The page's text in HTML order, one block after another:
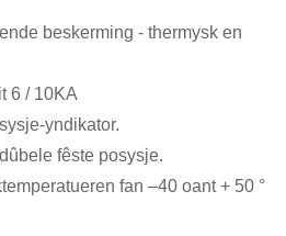
beskerming - thermysk en
6 / 10KA
yndikator.
fêste posysje.
fan –40 oant + 50 °